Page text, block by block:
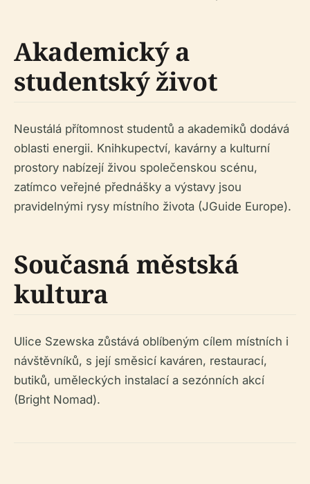
Akademický a
studentský život
Neustálá přítomnost studentů a akademiků dodává
oblasti energii. Knihkupectví, kavárny a kulturní
prostory nabízejí živou společenskou scénu,
zatímco veřejné přednášky a výstavy jsou
pravidelnými rysy místního života (JGuide Europe).
Současná městská
kultura
Ulice Szewska zůstává oblíbeným cílem místních i
návštěvníků, s její směsicí kaváren, restaurací,
butiků, uměleckých instalací a sezónních akcí
(Bright Nomad).